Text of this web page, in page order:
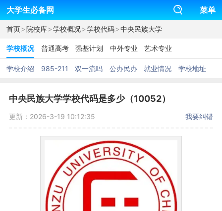
大学生必备网 菜单
首页>院校库>学校概况>学校代码>中央民族大学
学校概况 普通高考 强基计划 中外专业 艺术专业
学校介绍 985-211 双一流吗 公办民办 就业情况 学校地址
中央民族大学学校代码是多少（10052）
更新：2026-3-19 10:12:35 我要纠错